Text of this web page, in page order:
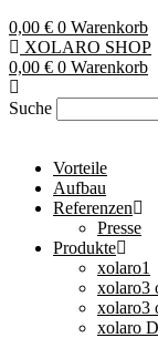
0,00 € 0 Warenkorb
XOLARO SHOP
0,00 € 0 Warenkorb
Suche
Vorteile
Aufbau
Referenzen
Presse
Produkte
xolaro1
xolaro3
xolaro3
xolaro